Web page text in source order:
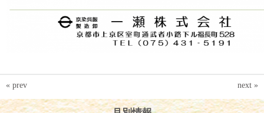
« prev next »